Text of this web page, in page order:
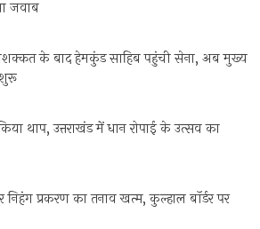
जवाब
के बाद हेमकुंड साहिब पहुंची सेना, अब मुख्य
शुरू
थाप, उत्तराखंड में धान रोपाई के उत्सव का
निहंग प्रकरण का तनाव खत्म, कुल्हाल बॉर्डर पर